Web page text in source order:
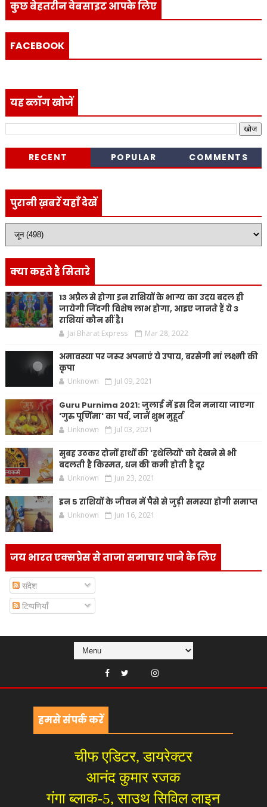
कुछ बेहतरीन वेबसाइट आपके लिए
FACEBOOK
यह ब्लॉग खोजें
RECENT POPULAR COMMENTS
पुरानी ख़बरें यहाँ देखें
क्या कहते है सितारे
13 अप्रैल से होगा इन राशियों के भाग्य का उदय बदल ही
जायेगी जिंदगी विशेष लाभ होगा, आइए जानते हैं ये 3
राशियां कौन सीं है।
Jai Bharat Express Mar 28, 2022
अमावस्या पर जरूर अपनाएं ये उपाय, बरसेगी मां लक्ष्मी की
कृपा
Unknown Jul 09, 2021
Guru Purnima 2021: जुलाई में इस दिन मनाया जाएगा
'गुरु पूर्णिमा' का पर्व, जानें शुभ मुहूर्त
Unknown Jul 03, 2021
सुबह उठकर दोनों हाथों की 'हथेलियों' को देखने से भी
बदलती है किस्मत, धन की कमी होती है दूर
Unknown Jun 23, 2021
इन 5 राशियों के जीवन में पैसे से जुड़ी समस्या होगी समाप्त
Unknown Jun 16, 2021
जय भारत एक्सप्रेस से ताजा समाचार पाने के लिए
संदेश
टिप्पणियाँ
हमसे संपर्क करें
चीफ एडिटर, डायरेक्टर
आनंद कुमार रजक
गंगा ब्लाक-5, साउथ सिविल लाइन